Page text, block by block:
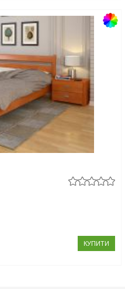
КУПИТИ